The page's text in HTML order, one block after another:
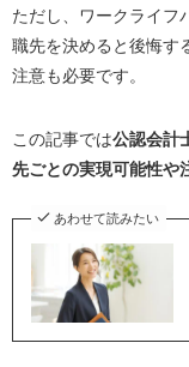
ただし、ワークライフ
職先を決めると後悔す
注意も必要です。
この記事では公認会計
先ごとの実現可能性や
あわせて読みたい